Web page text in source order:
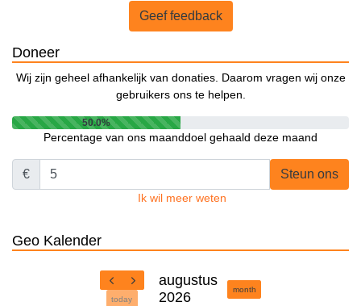
Geef feedback
Doneer
Wij zijn geheel afhankelijk van donaties. Daarom vragen wij onze
gebruikers ons te helpen.
50.0%
Percentage van ons maanddoel gehaald deze maand
€ Steun ons
Ik wil meer weten
Geo Kalender
today
augustus
2026
month